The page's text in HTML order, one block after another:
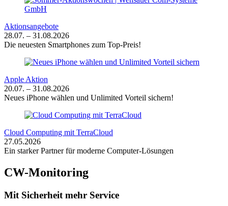
Aktionsangebote
28.07. – 31.08.2026
Die neuesten Smartphones zum Top-Preis!
Apple Aktion
20.07. – 31.08.2026
Neues iPhone wählen und Unlimited Vorteil sichern!
Cloud Computing mit TerraCloud
27.05.2026
Ein starker Partner für moderne Computer-Lösungen
CW-Monitoring
Mit Sicherheit mehr Service